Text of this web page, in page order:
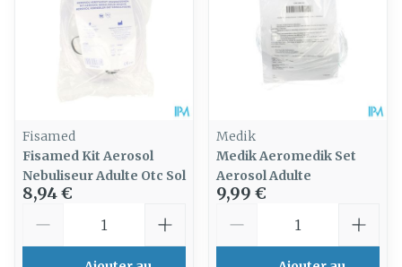
Fisamed
Fisamed Kit Aerosol
Nebuliseur Adulte Otc Sol
8,94 €
Medik
Medik Aeromedik Set
Aerosol Adulte
9,99 €